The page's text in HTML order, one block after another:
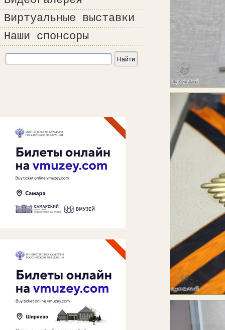
Виртуальные выставки
Наши спонсоры